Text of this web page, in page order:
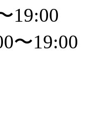
19:00
〜19:00